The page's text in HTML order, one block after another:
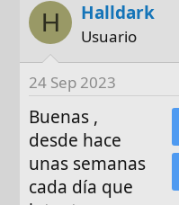
e
n
c
H Halldark
Usuario
24 Sep 2023
Buenas ,
desde hace
unas semanas
cada día que